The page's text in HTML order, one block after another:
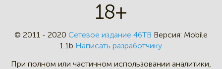
18+
© 2011 - 2020 Сетевое издание 46ТВ Версия: Mobile
1.1b Написать разработчику
При полном или частичном использовании аналитики,